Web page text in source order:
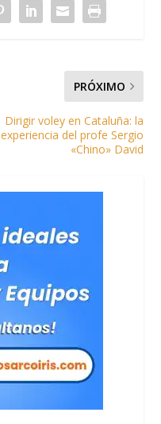
PRÓXIMO
Dirigir voley en Cataluña: la
experiencia del profe Sergio
«Chino» David